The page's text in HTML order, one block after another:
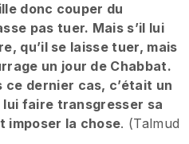
donc couper du
pas tuer. Mais s’il lui
qu’il se laisse tuer, mais
un jour de Chabbat.
ce dernier cas, c’était un
faire transgresser sa
imposer la chose. (Talmud